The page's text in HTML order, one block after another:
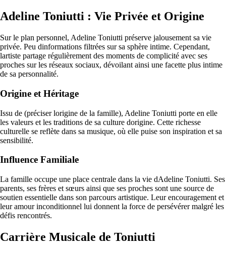
Adeline Toniutti : Vie Privée et Origine
Sur le plan personnel, Adeline Toniutti préserve jalousement sa vie
privée. Peu dinformations filtrées sur sa sphère intime. Cependant,
lartiste partage régulièrement des moments de complicité avec ses
proches sur les réseaux sociaux, dévoilant ainsi une facette plus intime
de sa personnalité.
Origine et Héritage
Issu de (préciser lorigine de la famille), Adeline Toniutti porte en elle
les valeurs et les traditions de sa culture dorigine. Cette richesse
culturelle se reflète dans sa musique, où elle puise son inspiration et sa
sensibilité.
Influence Familiale
La famille occupe une place centrale dans la vie dAdeline Toniutti. Ses
parents, ses frères et sœurs ainsi que ses proches sont une source de
soutien essentielle dans son parcours artistique. Leur encouragement et
leur amour inconditionnel lui donnent la force de persévérer malgré les
défis rencontrés.
Carrière Musicale de Toniutti